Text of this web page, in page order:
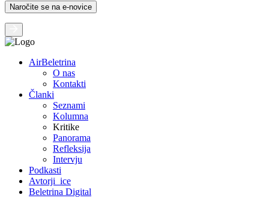
AirBeletrina
O nas
Kontakti
Članki
Seznami
Kolumna
Kritike
Panorama
Refleksija
Intervju
Podkasti
Avtorji_ice
Beletrina Digital